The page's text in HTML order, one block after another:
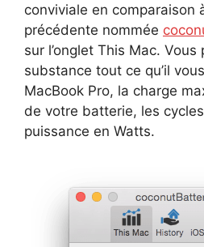
conviviale en comparaison
précédente nommée
sur l’onglet This Mac. Vous
substance tout ce qu’il
MacBook Pro, la charge
de votre batterie, les
puissance en Watts.